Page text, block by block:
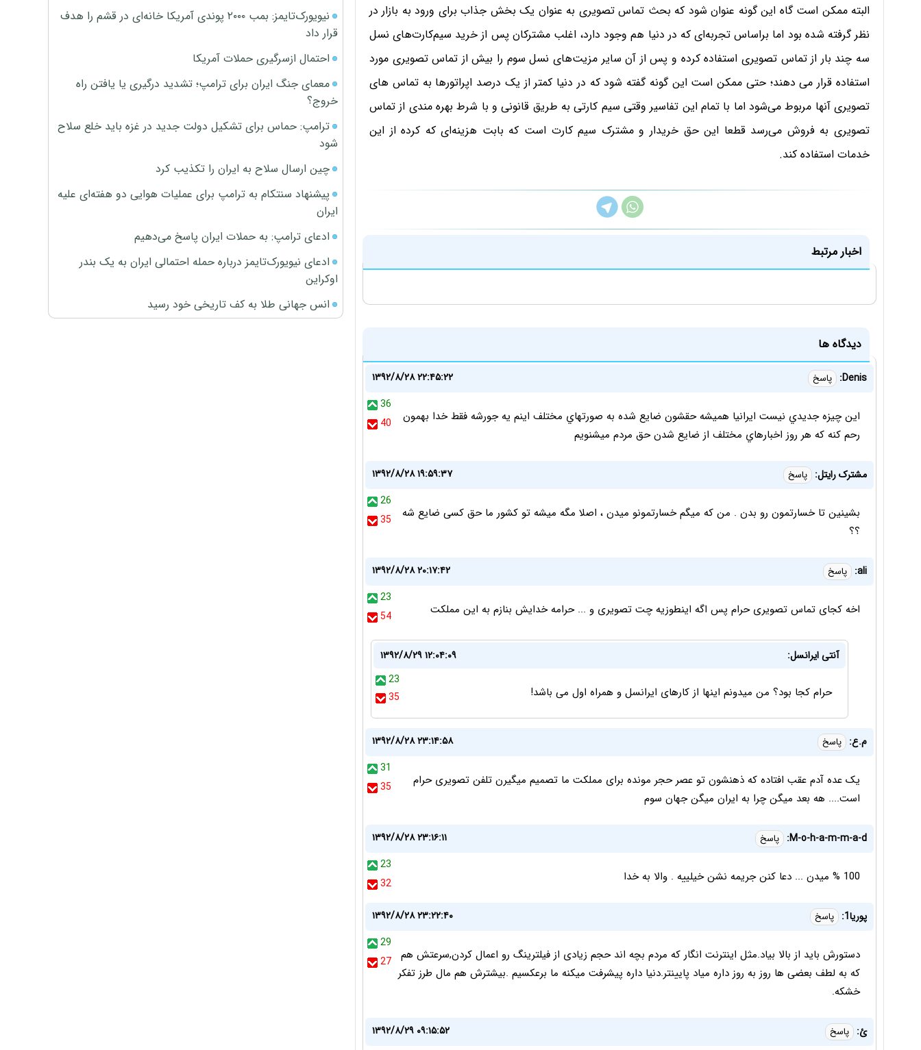
البته ممکن است گاه این گونه عنوان شود که بحث تماس تصویری به عنوان یک بخش جذاب برای ورود به بازار در
نظر گرفته شده بود اما براساس تجربه‌ای که در دنیا هم وجود دارد، اغلب مشترکان پس از خرید سیم‌کارت‌های نسل
سه چند بار از تماس تصویری استفاده کرده و پس از آن سایر مزیت‌های نسل سوم را بیش از تماس تصویری مورد
استفاده قرار می دهند؛ حتی ممکن است این گونه گفته شود که در دنیا کمتر از یک درصد اپراتورها به تماس های
تصویری آنها مربوط می‌شود اما با تمام این تفاسیر وقتی سیم کارتی به طریق قانونی و با شرط بهره مندی از تماس
تصویری به فروش می‌رسد قطعا این حق خریدار و مشترک سیم کارت است که بابت هزینه‌ای که کرده از این
خدمات استفاده کند.
اخبار مرتبط
دیدگاه ها
Denis: پاسخ
۱۳۹۲/۸/۲۸ ۲۲:۴۵:۲۲
36
40
اين چيزه جديدي نيست ايرانيا هميشه حقشون ضايع شده به صورتهاي مختلف اينم يه جورشه فقط خدا بهمون
رحم كنه كه هر روز اخبارهاي مختلف از ضايع شدن حق مردم ميشنويم
مشترک رایتل: پاسخ
۱۳۹۲/۸/۲۸ ۱۹:۵۹:۳۷
26
35
بشینین تا خسارتمون رو بدن . من که میگم خسارتمونو میدن ، اصلا مگه میشه تو کشور ما حق کسی ضایع شه
؟؟
ali: پاسخ
۱۳۹۲/۸/۲۸ ۲۰:۱۷:۴۲
23
54
اخه کجای تماس تصویری حرام پس اگه اینطوزیه چت تصویری و ... حرامه خدایش بنازم به این مملکت
آنتی ایرانسل:
۱۳۹۲/۸/۲۹ ۱۲:۰۴:۰۹
23
35
حرام کجا بود؟ من میدونم اینها از کارهای ایرانسل و همراه اول می باشد!
م.ع: پاسخ
۱۳۹۲/۸/۲۸ ۲۳:۱۴:۵۸
31
35
یک عده آدم عقب افتاده که ذهنشون تو عصر حجر مونده برای مملکت ما تصمیم میگیرن تلفن تصویری حرام
است.... هه بعد میگن چرا به ایران میگن جهان سوم
M-o-h-a-m-m-a-d: پاسخ
۱۳۹۲/۸/۲۸ ۲۳:۱۶:۱۱
23
32
100 % میدن ... دعا کنن جریمه نشن خیلییه . والا به خدا
پوریا1: پاسخ
۱۳۹۲/۸/۲۸ ۲۳:۲۲:۴۰
29
27
دستورش باید از بالا بیاد.مثل اینترنت انگار که مردم بچه اند حجم زیادی از فیلترینگ رو اعمال کردن,سرعتش هم
که به لطف بعضی ها روز به روز داره میاد پایینتر.دنیا داره پیشرفت میکنه ما برعکسیم .بیشترش هم مال طرز تفکر
خشکه.
ئ: پاسخ ۱۳۹۲/۸/۲۹ ۰۹:۱۵:۵۲
نیویورک‌تایمز: بمب ۲۰۰۰ پوندی آمریکا خانه‌ای در قشم را هدف
قرار داد
احتمال ازسرگیری حملات آمریکا
معمای جنگ ایران برای ترامپ؛ تشدید درگیری یا یافتن راه
خروج؟
ترامپ: حماس برای تشکیل دولت جدید در غزه باید خلع سلاح
شود
چین ارسال سلاح به ایران را تکذیب کرد
پیشنهاد سنتکام به ترامپ برای عملیات هوایی دو هفته‌ای علیه
ایران
ادعای ترامپ: به حملات ایران پاسخ می‌دهیم
ادعای نیویورک‌تایمز درباره حمله احتمالی ایران به یک بندر
اوکراین
انس جهانی طلا به کف تاریخی خود رسید